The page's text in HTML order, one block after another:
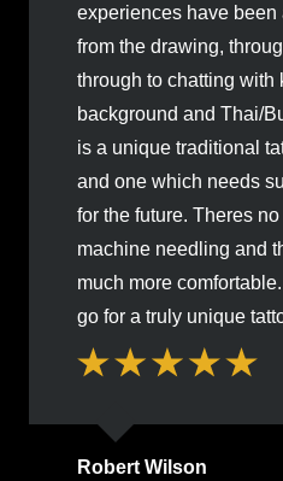
experiences have been
from the drawing,
through to chatting with
background and Thai/
is a unique traditional
and one which needs
for the future. Theres
machine needling and
much more
go for a truly unique
Robert Wilson